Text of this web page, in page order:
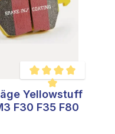
Durchschnittliche
Yellowstuff
F30 F35 F80